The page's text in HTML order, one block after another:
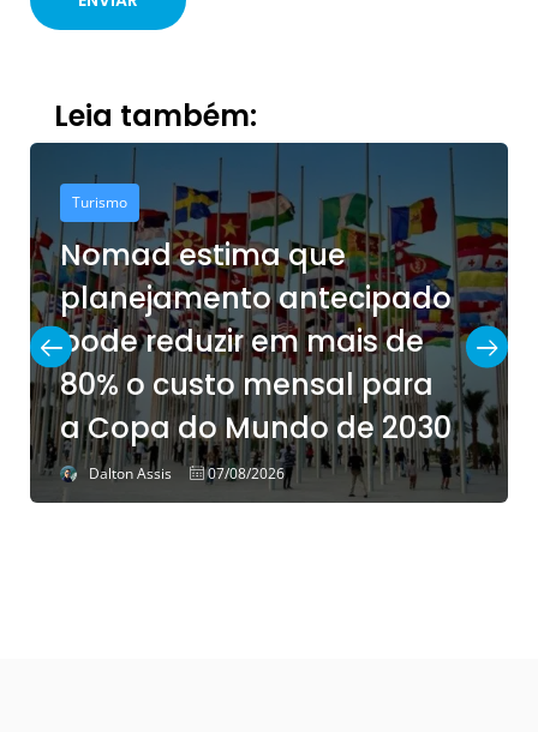
Leia também:
Hotelaria
Após investir R$ 17
ESuites Transamerica
Congonhas apresenta
estrutura renovada na
LABACE 2026
Dalton Assis 06/08/2026